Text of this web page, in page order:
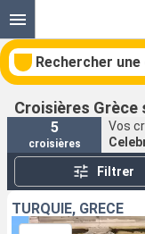
Rechercher
Nos destinations
Mois de départ
Croisières
5
croisières
Vos
Filtrer
TURQUIE, GRÈCE